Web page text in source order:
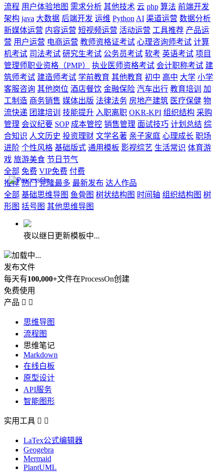
流程 用户体验地图 需求分析 其他技术 云 php 算法 前端开发
架构 java 大数据 后端开发 运维 Python AI 渠道运营 数据分析
新媒体运营 内容运营 短视频运营 活动运营 工具推荐 产品运
营 用户运营 电商运营 教师资格证考试 心理咨询师考试 计算
机考试 司法考试 研究生考试 公务员考试 软考 英语考试 项目
管理师职业资格（PMP）
执业医师资格考试 会计职称考试 建
筑师考试 建造师考试 学前教育 其他教育 初中 高中 大学 小学
客服咨询 其他岗位 酒店餐饮 金融保险 汽车出行 教育培训
加
工制造 商务销售 媒体出版 法律法务 房地产建筑 医疗保健 物
流快递 团建培训 技能提升 入职离职 OKR-KPI 组织结构 采购
管理 会议纪要 SOP 成本管控 销售管理 面试技巧 计划总结 综
合知识 人文历史 投资理财 文学名著 亲子家庭 心理成长 职场
进阶 个性风格 基础版式 通用模板 影视综艺 生活常识 体育游
戏 旅游美食 节日节气
全部 免费 VIP免费 付费
推荐 热门 克隆最多 最新发布 达人作品
全部 基础思维导图 鱼骨图 树状结构图 时间轴 组织结构图 树
形图 括号图 其他思维导图
夜以继日更新模板中...
加载中...
发布文件
每天有100,000+文件在ProcessOn创建
免费使用
产品  
思维导图
流程图
思维笔记
Markdown
在线白板
原型设计
API服务
智能图形
实用工具  
LaTex公式编辑器
Geogebra
Mermaid
PlantUML